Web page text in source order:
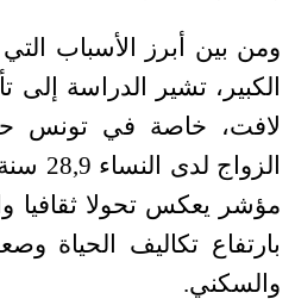
ومن بين أبرز الأسباب
الكبير، تشير الدراسة
لافت، خاصة في تونس
مؤشر يعكس تحولا ثقافيا
بارتفاع تكاليف الحياة
والسكني.